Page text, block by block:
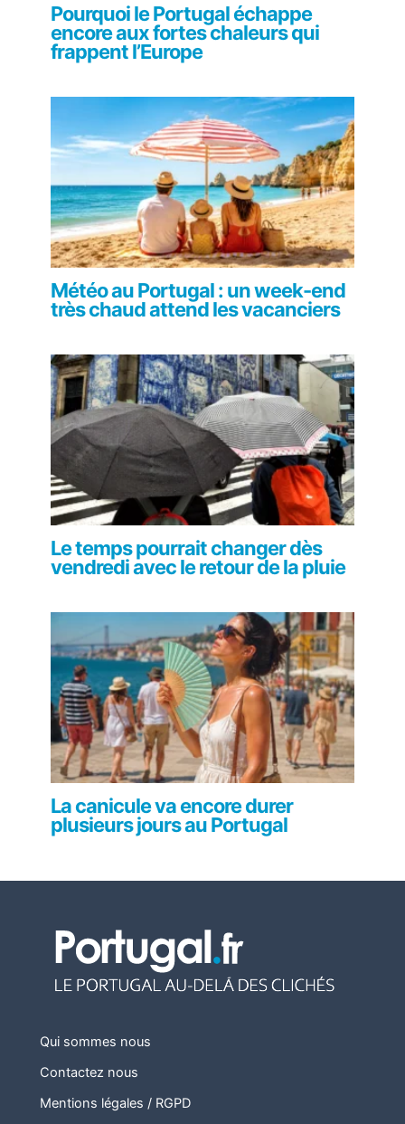
Pourquoi le Portugal échappe
encore aux fortes chaleurs qui
frappent l’Europe
Météo au Portugal : un week-end
très chaud attend les vacanciers
Le temps pourrait changer dès
vendredi avec le retour de la pluie
La canicule va encore durer
plusieurs jours au Portugal
Qui sommes nous
Contactez nous
Mentions légales / RGPD